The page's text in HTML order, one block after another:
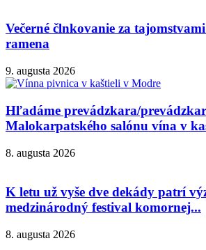
Večerné člnkovanie za
ramena
9. augusta 2026
Hľadáme prevádzkara/
Malokarpatského salónu vína v
8. augusta 2026
K letu už vyše dve dekády patrí
medzinárodný festival komornej...
8. augusta 2026